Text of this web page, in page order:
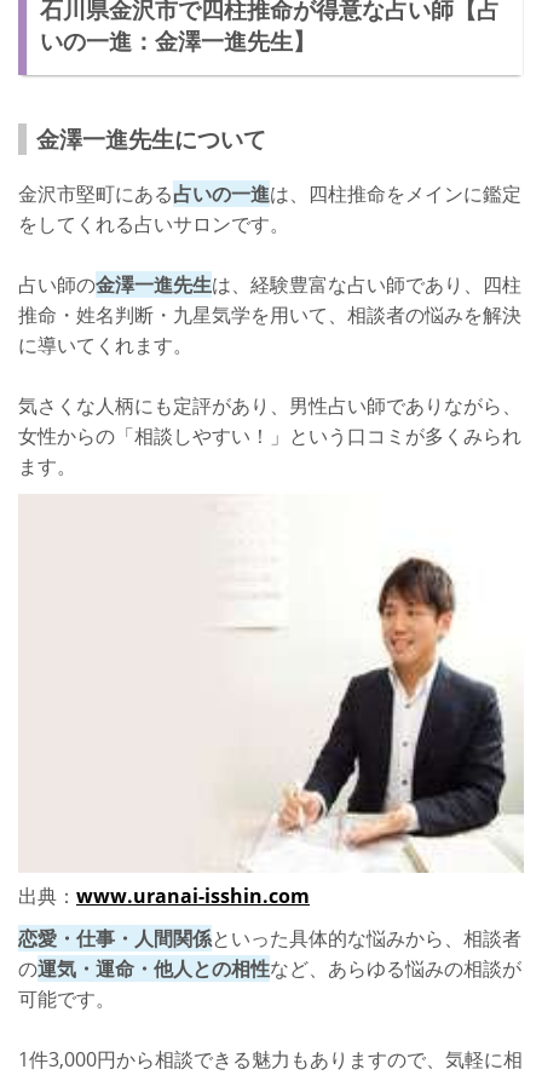
石川県金沢市で四柱推命が得意な占い師【占
いの一進：金澤一進先生】
金澤一進先生について
金沢市堅町にある占いの一進は、四柱推命をメインに鑑定
をしてくれる占いサロンです。
占い師の金澤一進先生は、経験豊富な占い師であり、四柱
推命・姓名判断・九星気学を用いて、相談者の悩みを解決
に導いてくれます。
気さくな人柄にも定評があり、男性占い師でありながら、
女性からの「相談しやすい！」という口コミが多くみられ
ます。
出典： www.uranai-isshin.com
恋愛・仕事・人間関係といった具体的な悩みから、相談者
の運気・運命・他人との相性など、あらゆる悩みの相談が
可能です。
1件3,000円から相談できる魅力もありますので、気軽に相